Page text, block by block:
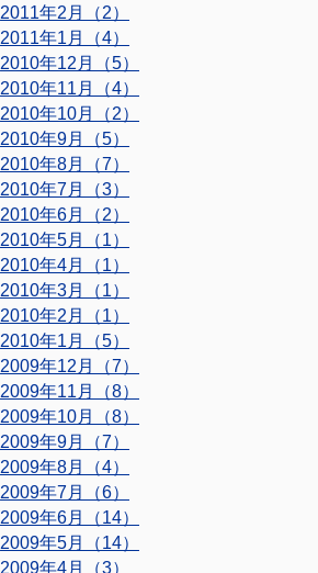
2011年2月（2）
2011年1月（4）
2010年12月（5）
2010年11月（4）
2010年10月（2）
2010年9月（5）
2010年8月（7）
2010年7月（3）
2010年6月（2）
2010年5月（1）
2010年4月（1）
2010年3月（1）
2010年2月（1）
2010年1月（5）
2009年12月（7）
2009年11月（8）
2009年10月（8）
2009年9月（7）
2009年8月（4）
2009年7月（6）
2009年6月（14）
2009年5月（14）
2009年4月（3）